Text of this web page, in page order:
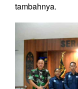
tambahnya.